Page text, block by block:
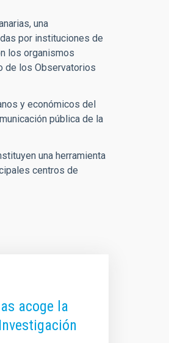
una
por instituciones de
los organismos
de los Observatorios
y económicos del
pública de la
una herramienta
centros de
acoge la